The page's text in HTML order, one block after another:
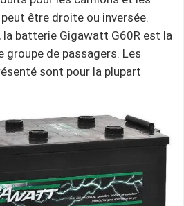
être droite ou inversée.
batterie Gigawatt G60R est la
groupe de passagers. Les
sont pour la plupart